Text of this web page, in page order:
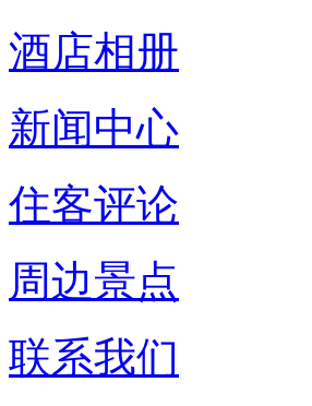
酒店相册
新闻中心
住客评论
周边景点
联系我们